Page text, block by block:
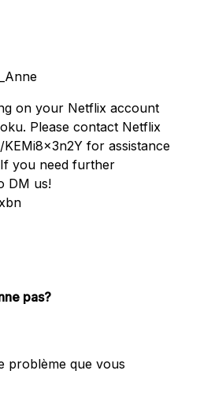
on your Netflix account
Please contact Netflix
for assistance
you need further
DM us!
pas?
problème que vous